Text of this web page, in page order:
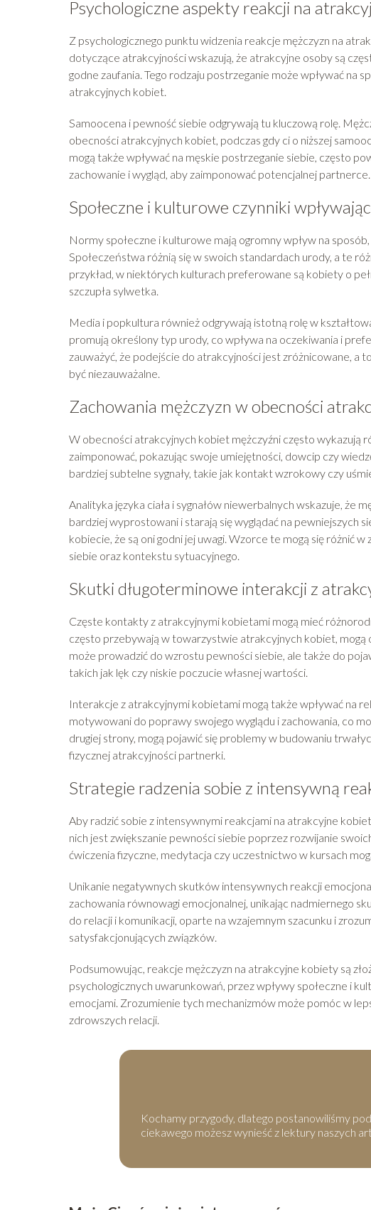
Psychologiczne aspekty reakcji na
Z psychologicznego punktu widzenia reakcje mężczyzn na
dotyczące atrakcyjności wskazują, że atrakcyjne osoby są
godne zaufania. Tego rodzaju postrzeganie może wpływać na
atrakcyjnych kobiet.
Samoocena i pewność siebie odgrywają tu kluczową rolę.
obecności atrakcyjnych kobiet, podczas gdy ci o niższej
mogą także wpływać na męskie postrzeganie siebie, często
zachowanie i wygląd, aby zaimponować potencjalnej partnerce.
Społeczne i kulturowe czynniki
Normy społeczne i kulturowe mają ogromny wpływ na
Społeczeństwa różnią się w swoich standardach urody, a te
przykład, w niektórych kulturach preferowane są kobiety o
szczupła sylwetka.
Media i popkultura również odgrywają istotną rolę w
promują określony typ urody, co wpływa na oczekiwania i
zauważyć, że podejście do atrakcyjności jest zróżnicowane, a
być niezauważalne.
Zachowania mężczyzn w obecności
W obecności atrakcyjnych kobiet mężczyźni często wykazują
zaimponować, pokazując swoje umiejętności, dowcip czy
bardziej subtelne sygnały, takie jak kontakt wzrokowy czy
Analityka języka ciała i sygnałów niewerbalnych wskazuje, że
bardziej wyprostowani i starają się wyglądać na pewniejszych
kobiecie, że są oni godni jej uwagi. Wzorce te mogą się różnić
siebie oraz kontekstu sytuacyjnego.
Skutki długoterminowe interakcji z
Częste kontakty z atrakcyjnymi kobietami mogą mieć
często przebywają w towarzystwie atrakcyjnych kobiet, mogą
może prowadzić do wzrostu pewności siebie, ale także do
takich jak lęk czy niskie poczucie własnej wartości.
Interakcje z atrakcyjnymi kobietami mogą także wpływać na
motywowani do poprawy swojego wyglądu i zachowania, co
drugiej strony, mogą pojawić się problemy w budowaniu
fizycznej atrakcyjności partnerki.
Strategie radzenia sobie z intensywną
Aby radzić sobie z intensywnymi reakcjami na atrakcyjne
nich jest zwiększanie pewności siebie poprzez rozwijanie
ćwiczenia fizyczne, medytacja czy uczestnictwo w kursach
Unikanie negatywnych skutków intensywnych reakcji
zachowania równowagi emocjonalnej, unikając nadmiernego
do relacji i komunikacji, oparte na wzajemnym szacunku i
satysfakcjonujących związków.
Podsumowując, reakcje mężczyzn na atrakcyjne kobiety są
psychologicznych uwarunkowań, przez wpływy społeczne i
emocjami. Zrozumienie tych mechanizmów może pomóc w
zdrowszych relacji.
Kochamy przygody, dlatego postanowiliśmy
ciekawego możesz wynieść z lektury naszych